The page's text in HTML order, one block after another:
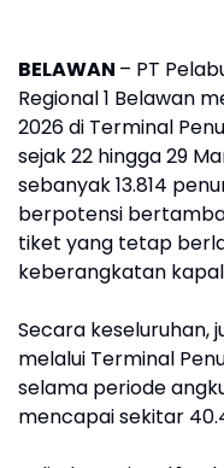
BELAWAN – PT
Regional 1 Belawan
2026 di Terminal
sejak 22 hingga 29
sebanyak 13.814
berpotensi
tiket yang tetap
keberangkatan
Secara keseluruhan,
melalui Terminal
selama periode
mencapai sekitar